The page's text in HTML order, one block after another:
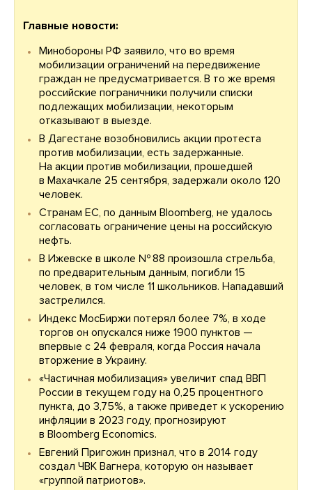
Главные новости:
Минобороны РФ заявило, что во время
мобилизации ограничений на передвижение
граждан не предусматривается. В то же время
российские пограничники получили списки
подлежащих мобилизации, некоторым
отказывают в выезде.
В Дагестане возобновились акции протеста
против мобилизации, есть задержанные.
На акции против мобилизации, прошедшей
в Махачкале 25 сентября, задержали около 120
человек.
Странам ЕС, по данным Bloomberg, не удалось
согласовать ограничение цены на российскую
нефть.
В Ижевске в школе № 88 произошла стрельба,
по предварительным данным, погибли 15
человек, в том числе 11 школьников. Нападавший
застрелился.
Индекс МосБиржи потерял более 7%, в ходе
торгов он опускался ниже 1900 пунктов —
впервые с 24 февраля, когда Россия начала
вторжение в Украину.
«Частичная мобилизация» увеличит спад ВВП
России в текущем году на 0,25 процентного
пункта, до 3,75%, а также приведет к ускорению
инфляции в 2023 году, прогнозируют
в Bloomberg Economics.
Евгений Пригожин признал, что в 2014 году
создал ЧВК Вагнера, которую он называет
«группой патриотов».